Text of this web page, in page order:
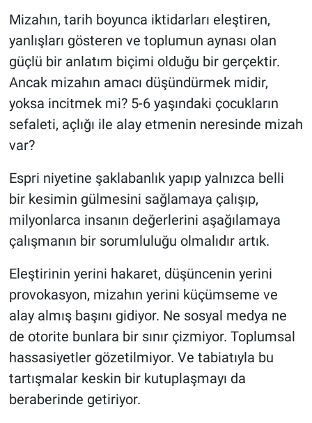
Mizahın, tarih boyunca iktidarları eleştiren,
yanlışları gösteren ve toplumun aynası olan
güçlü bir anlatım biçimi olduğu bir gerçektir.
Ancak mizahın amacı düşündürmek midir,
yoksa incitmek mi? 5-6 yaşındaki çocukların
sefaleti, açlığı ile alay etmenin neresinde mizah
var?
Espri niyetine şaklabanlık yapıp yalnızca belli
bir kesimin gülmesini sağlamaya çalışıp,
milyonlarca insanın değerlerini aşağılamaya
çalışmanın bir sorumluluğu olmalıdır artık.
Eleştirinin yerini hakaret, düşüncenin yerini
provokasyon, mizahın yerini küçümseme ve
alay almış başını gidiyor. Ne sosyal medya ne
de otorite bunlara bir sınır çizmiyor. Toplumsal
hassasiyetler gözetilmiyor. Ve tabiatıyla bu
tartışmalar keskin bir kutuplaşmayı da
beraberinde getiriyor.